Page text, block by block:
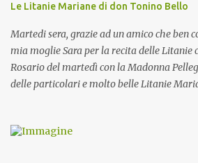
Le Litanie Mariane di don Tonino Bello
Martedi sera, grazie ad un amico che ben
mia moglie Sara per la recita delle Litanie
Rosario del martedì con la Madonna
delle particolari e molto belle Litanie
preghiera.